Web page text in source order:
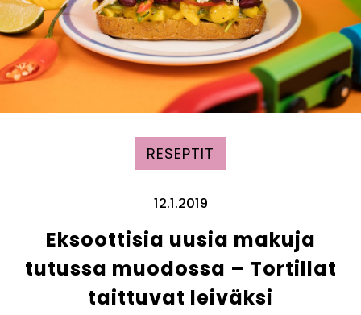
RESEPTIT
12.1.2019
Eksoottisia uusia makuja
tutussa muodossa – Tortillat
taittuvat leiväksi